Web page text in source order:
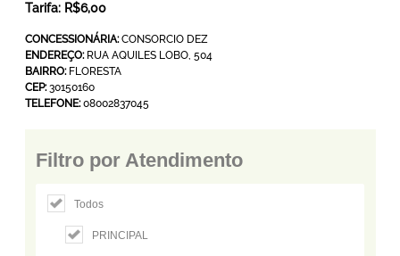
Tarifa: R$6,00
CONCESSIONÁRIA:CONSORCIO DEZ
ENDEREÇO:RUA AQUILES LOBO, 504
BAIRRO:FLORESTA
CEP:30150160
TELEFONE:08002837045
Filtro por Atendimento
Todos
PRINCIPAL